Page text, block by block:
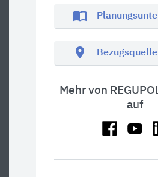
import_contacts
location_on
Mehr von
auf